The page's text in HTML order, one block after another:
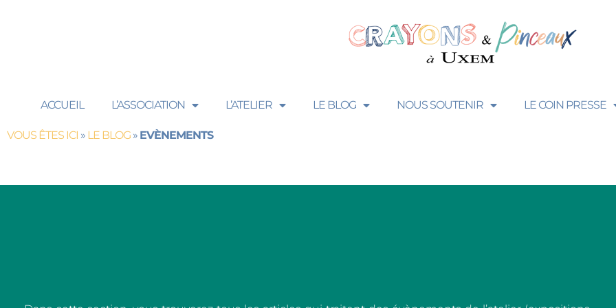
ACCUEIL L’ASSOCIATION L’ATELIER LE BLOG NOUS SOUTENIR LE COIN PRESSE
VOUS ÊTES ICI » LE BLOG » EVÈNEMENTS